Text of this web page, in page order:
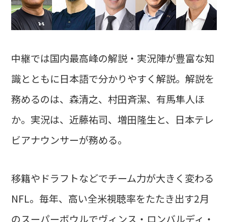
中継では国内最高峰の解説・実況陣が豊富な知
識とともに日本語で分かりやすく解説。解説を
務めるのは、森清之、村田斉潔、有馬隼人ほ
か。実況は、近藤祐司、増田隆生と、日本テレ
ビアナウンサーが務める。
移籍やドラフトなどでチーム力が大きく変わる
NFL。毎年、高い全米視聴率をたたき出す2月
のスーパーボウルでヴィンス・ロンバルディ・